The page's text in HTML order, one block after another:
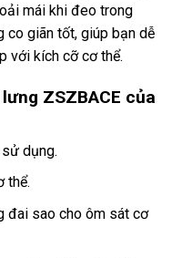
mái khi đeo trong
co giãn tốt, giúp bạn dễ
với kích cỡ cơ thể.
ZSZBACE của
dụng.
thể.
đai sao cho ôm sát cơ